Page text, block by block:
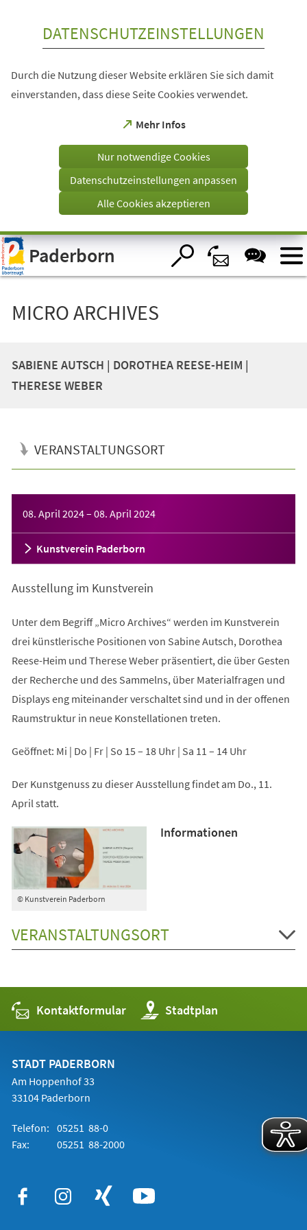
Visuelle
Assistenzsoftware
öffnen.
DATENSCHUTZEINSTELLUNGEN
Durch die Nutzung dieser Website erklären Sie sich damit
einverstanden, dass diese Seite Cookies verwendet.
Mehr Infos
(Öffnet
einem
Tab)
Nur notwendige Cookies
Datenschutzeinstellungen anpassen
Alle Cookies akzeptieren
Paderborn
MICRO ARCHIVES
SABIENE AUTSCH | DOROTHEA REESE-HEIM |
THERESE WEBER
VERANSTALTUNGSORT
08. April 2024– 08. April 2024
Kunstverein Paderborn
Ausstellung im Kunstverein
Unter dem Begriff „Micro Archives“ werden im Kunstverein
drei künstlerische Positionen von Sabine Autsch, Dorothea
Reese-Heim und Therese Weber präsentiert, die über Gesten
der Recherche und des Sammelns, über Materialfragen und
Displays eng miteinander verschaltet sind und in der offenen
Raumstruktur in neue Konstellationen treten.
Geöffnet: Mi | Do | Fr | So 15 – 18 Uhr | Sa 11 – 14 Uhr
Der Kunstgenuss zu dieser Ausstellung findet am Do., 11.
April statt.
© Kunstverein Paderborn
Informationen
VERANSTALTUNGSORT
Kontaktformular Stadtplan
(Öffnet
in
einem
STADT PADERBORN
Am Hoppenhof 33
33104 Paderborn
Telefon: 05251 88-0
Fax:
05251 88-2000